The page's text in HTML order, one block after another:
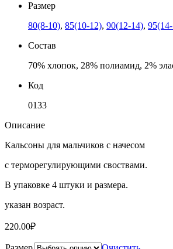
Размер
80(8-10), 85(10-12), 90(12-14),
Состав
70% хлопок, 28% полиамид, 2%
Код
0133
Описание
Кальсоны для мальчиков с начесом
с терморегулирующими своствами.
В упаковке 4 штуки и размера.
указан возраст.
220.00₽